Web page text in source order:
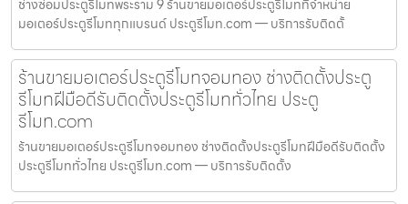
ช่างซ่อมประตูรีโมทพระราม 9 ร้านขายมอเตอร์ประตูรีโมทที่จำหน่าย
มอเตอร์ประตูรีโมททุกแบรนด์ ประตูรีโมท.com — บริการรับติดตั้
ร้านขายมอเตอร์ประตูรีโมทจอมทอง ช่างติดตั้งประตู
รีโมทฝีมือดีรับติดตั้งประตูรีโมททั่วไทย ประตู
รีโมท.com
ร้านขายมอเตอร์ประตูรีโมทจอมทอง ช่างติดตั้งประตูรีโมทฝีมือดีรับติดตั้ง
ประตูรีโมททั่วไทย ประตูรีโมท.com — บริการรับติดตั้ง